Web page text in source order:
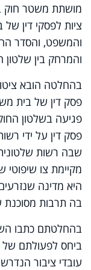
מושתת משטר חוק
ציות לפסקי דין
והמשפט, והסדר
והמרחק בין
בהחלטה הובא
פסק דין של בית
פגיעה בשלטון
פסק דין על ידי
שבה רשות
מקיימת צו
היא מדינה
בה תרבות מסוכנת
בהחלטתם כתבו
ביחס לפעולתם של
עובדי ציבור